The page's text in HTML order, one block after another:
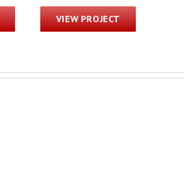
VIEW PROJECT